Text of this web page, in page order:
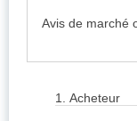
Avis de marché
1. Acheteur